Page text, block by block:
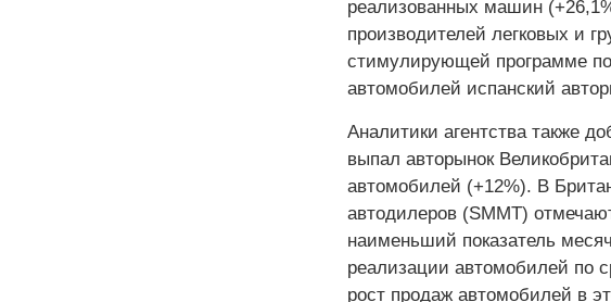
реализованных машин
производителей легковых и
стимулирующей программе
автомобилей испанский
Аналитики агентства также
выпал авторынок
автомобилей (+12%). В
автодилеров (SMMT)
наименьший показатель
реализации автомобилей по
рост продаж автомобилей в